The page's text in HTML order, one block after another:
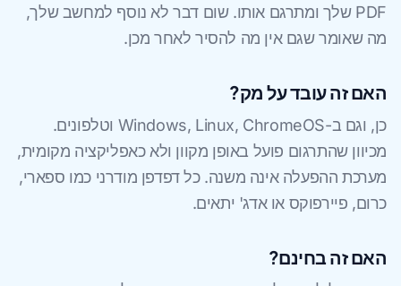
PDF שלך ומתרגם אותו. שום דבר לא נוסף למחשב שלך,
מה שאומר שגם אין מה להסיר לאחר מכן.
האם זה עובד על מק?
כן, וגם ב-Windows, Linux, ChromeOS וטלפונים.
מכיוון שהתרגום פועל באופן מקוון ולא כאפליקציה מקומית,
מערכת ההפעלה אינה משנה. כל דפדפן מודרני כמו ספארי,
כרום, פיירפוקס או אדג' יתאים.
האם זה בחינם?